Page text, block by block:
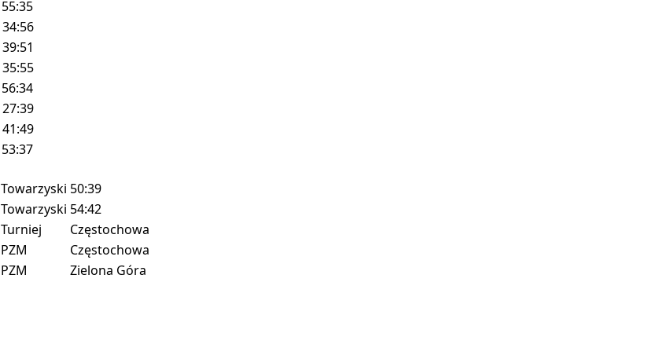
55:35
34:56
39:51
35:55
56:34
27:39
41:49
53:37
Towarzyski 50:39
Towarzyski 54:42
Turniej
Częstochowa
PZM
Częstochowa
PZM
Zielona Góra